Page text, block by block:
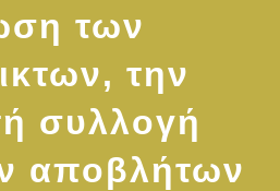
των
την
συλλογή
αποβλήτων